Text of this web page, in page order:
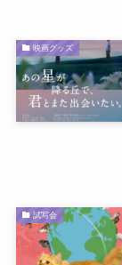
映画グッズ
試写会